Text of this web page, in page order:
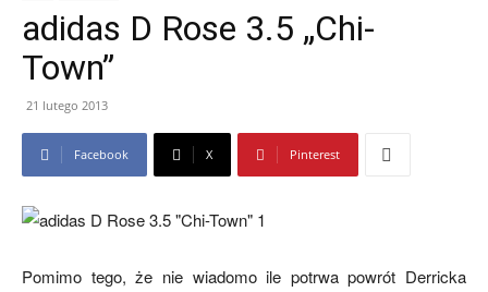
adidas D Rose 3.5 „Chi-
Town”
21 lutego 2013
Facebook X Pinterest
Pomimo tego, że nie wiadomo ile potrwa powrót Derricka